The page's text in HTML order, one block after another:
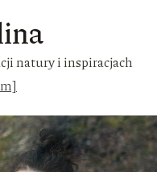
natury i inspiracjach